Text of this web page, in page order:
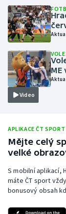
Lezení
Lyže a
Moderní
Motorsport
Olympijské hry
Parasport
Plavání
Plážový
Video
ME
APLIKACE ČT SPORT
Mějte celý
velké
S mobilní aplikací,
máte ČT sport
bonusový obsah